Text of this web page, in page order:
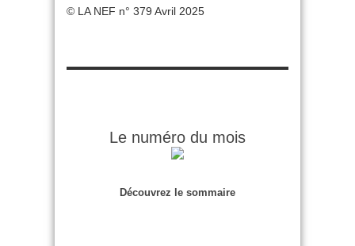
© LA NEF n° 379 Avril 2025
Le numéro du mois
Découvrez le sommaire